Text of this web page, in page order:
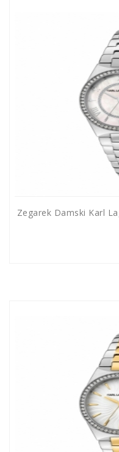
Zegarek Damski Karl